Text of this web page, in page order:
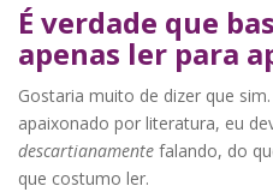
É verdade que
apenas ler para
Gostaria muito de dizer que
apaixonado por literatura, eu
descartianamente falando, do
que costumo ler.